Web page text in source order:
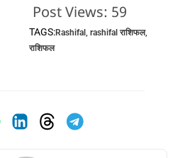
Post Views: 59
TAGS:Rashifal , rashifal राशिफल,
राशिफल